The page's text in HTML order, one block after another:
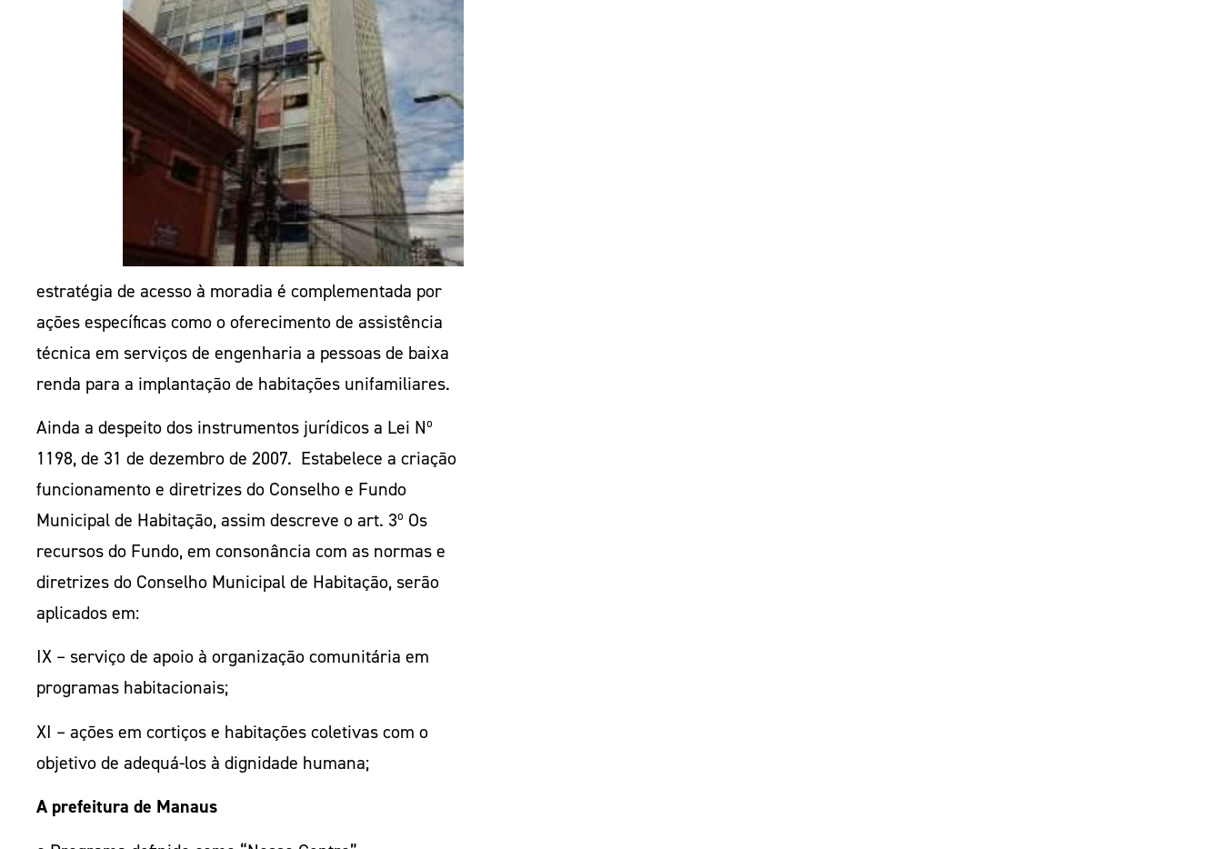
estratégia de acesso à moradia é complementada por
ações específicas como o oferecimento de assistência
técnica em serviços de engenharia a pessoas de baixa
renda para a implantação de habitações unifamiliares.
Ainda a despeito dos instrumentos jurídicos a Lei Nº
1198, de 31 de dezembro de 2007. Estabelece a criação
funcionamento e diretrizes do Conselho e Fundo
Municipal de Habitação, assim descreve o art. 3º Os
recursos do Fundo, em consonância com as normas e
diretrizes do Conselho Municipal de Habitação, serão
aplicados em:
IX – serviço de apoio à organização comunitária em
programas habitacionais;
XI – ações em cortiços e habitações coletivas com o
objetivo de adequá-los à dignidade humana;
A prefeitura de Manaus